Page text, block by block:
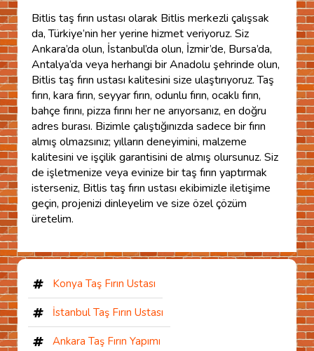
Bitlis taş fırın ustası olarak Bitlis merkezli çalışsak
da, Türkiye’nin her yerine hizmet veriyoruz. Siz
Ankara’da olun, İstanbul’da olun, İzmir’de, Bursa’da,
Antalya’da veya herhangi bir Anadolu şehrinde olun,
Bitlis taş fırın ustası kalitesini size ulaştırıyoruz. Taş
fırın, kara fırın, seyyar fırın, odunlu fırın, ocaklı fırın,
bahçe fırını, pizza fırını her ne arıyorsanız, en doğru
adres burası. Bizimle çalıştığınızda sadece bir fırın
almış olmazsınız; yılların deneyimini, malzeme
kalitesini ve işçilik garantisini de almış olursunuz. Siz
de işletmenize veya evinize bir taş fırın yaptırmak
isterseniz, Bitlis taş fırın ustası ekibimizle iletişime
geçin, projenizi dinleyelim ve size özel çözüm
üretelim.
Konya Taş Fırın Ustası
İstanbul Taş Fırın Ustası
Ankara Taş Fırın Yapımı